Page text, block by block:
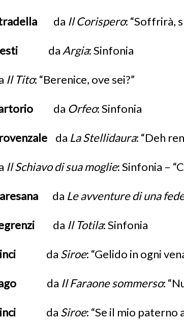
da Il Corispero: “Soffrirà,
da Argia: Sinfonia
Il Tito: “Berenice, ove sei?”
da Orfeo: Sinfonia
da La Stellidaura: “Deh
Il Schiavo di sua moglie: Sinfonia –
da Le avventure di una
da Il Totila: Sinfonia
da Siroe: “Gelido in ogni
da Il Faraone sommerso:
da Siroe: “Se il mio paterno